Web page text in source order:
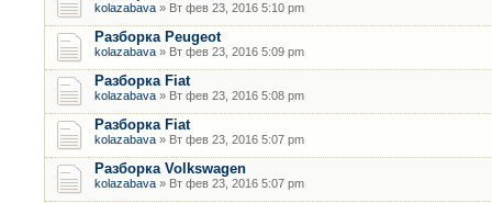
kolazabava » Вт фев 23, 2016 5:10 pm
Разборка Peugeot
kolazabava » Вт фев 23, 2016 5:09 pm
Разборка Fiat
kolazabava » Вт фев 23, 2016 5:08 pm
Разборка Fiat
kolazabava » Вт фев 23, 2016 5:07 pm
Разборка Volkswagen
kolazabava » Вт фев 23, 2016 5:07 pm